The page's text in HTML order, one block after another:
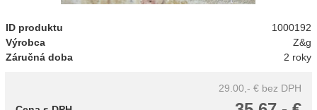
ID produktu
1000192
Výrobca
Z&g
Záručná doba
2 roky
29.00,- € bez DPH